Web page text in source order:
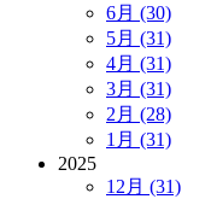
6月 (30)
5月 (31)
4月 (31)
3月 (31)
2月 (28)
1月 (31)
2025
12月 (31)